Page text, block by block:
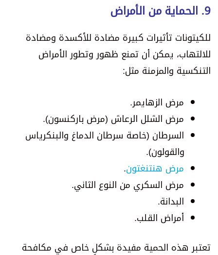
9. الحماية من الأمراض
للكيتونات تأثيرات كبيرة مضادة للأكسدة ومضادة
للالتهاب، يمكن أن تمنع ظهور وتطور الأمراض
التنكسية والمزمنة مثل:
مرض الزهايمر.
مرض الشلل الرعاش (مرض باركنسون).
السرطان (خاصة سرطان الدماغ والبنكرياس
والقولون).
مرض هنتنغتون.
مرض السكري من النوع الثاني.
البدانة.
أمراض القلب.
تعتبر هذه الحمية مفيدة بشكلٍ خاص في مكافحة